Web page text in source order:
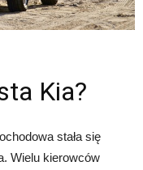
Kia?
stała się
Wielu kierowców